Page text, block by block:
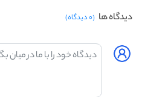
دیدگاه ها (۰ دیدگاه)